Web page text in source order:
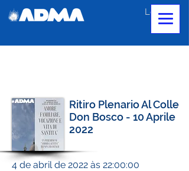
Login
Ritiro Plenario Al Colle
Don Bosco - 10 Aprile
2022
4 de abril de 2022 às 22:00:00